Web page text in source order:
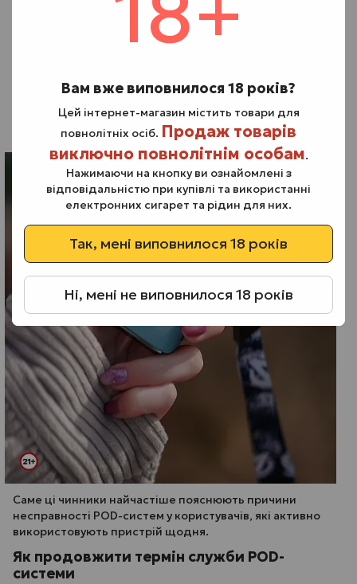
Вам вже виповнилося 18 років?
Цей інтернет-магазин містить товари для
повнолітніх осіб. Продаж товарів
виключно повнолітнім особам.
Нажимаючи на кнопку ви ознайомлені з
відповідальністю при купівлі та використанні
електронних сигарет та рідин для них.
Так, мені виповнилося 18 років
Ні, мені не виповнилося 18 років
Механічні пошкодження та знос. Падіння, удари або
тривала експлуатація без обслуговування поступово
система не розпізнає картридж, з’являються перебої
в подачі струму. Саме такі чинники часто пояснюють,
чому POD-система ламається навіть при зовні цілому
корпусі.
Саме ці чинники найчастіше пояснюють причини
несправності POD-систем у користувачів, які активно
використовують пристрій щодня.
Як продовжити термін служби POD-
системи